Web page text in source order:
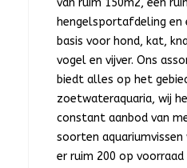
van ruim 150m2, een
hengelsportafdeling en
basis voor hond, kat,
vogel en vijver. Ons
biedt alles op het
zoetwateraquaria, wij
constant aanbod van
soorten aquariumvissen
er ruim 200 op voorraad